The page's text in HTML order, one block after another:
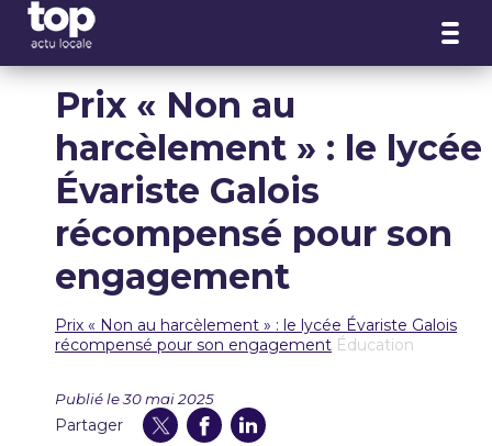
Prix « Non au
harcèlement » : le lycée
Évariste Galois
récompensé pour son
engagement
Prix « Non au harcèlement » : le lycée Évariste Galois
récompensé pour son engagement Éducation
Publié le 30 mai 2025
Partager
Panneau de gestion des cookies